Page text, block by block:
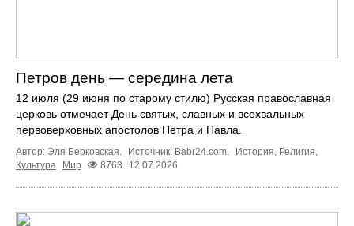
Петров день — середина лета
12 июля (29 июня по старому стилю) Русская православная
церковь отмечает День святых, славных и всехвальных
первоверховных апостолов Петра и Павла.
Автор: Эля Берковская. Источник: Babr24.com. История, Религия,
Культура
Мир 8763 12.07.2026